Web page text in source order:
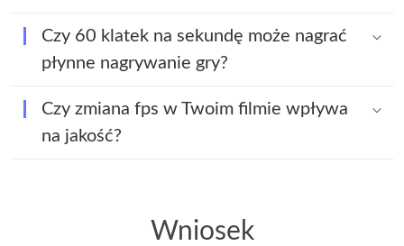
Czy 60 klatek na sekundę może nagrać
płynne nagrywanie gry?
Czy zmiana fps w Twoim filmie wpływa
na jakość?
Wniosek